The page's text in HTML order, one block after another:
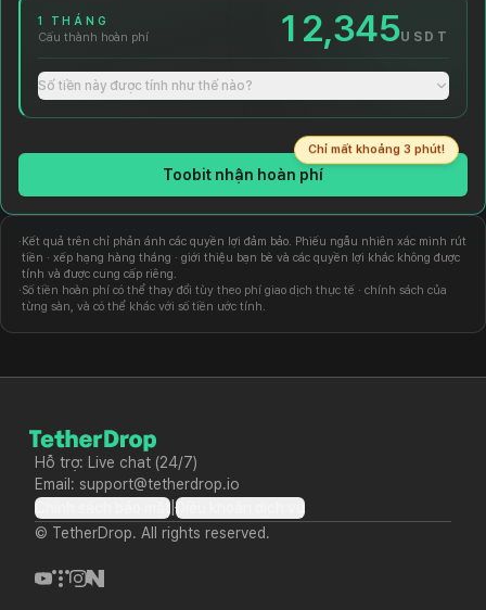
1 THÁNG
Cấu thành hoàn phí 12,345USDT
Số tiền này được tính như thế nào?
Toobit nhận hoàn phí
Chỉ mất khoảng 3 phút!
·Kết quả trên chỉ phản ánh các quyền lợi đảm bảo. Phiếu ngẫu nhiên xác minh rút
tiền · xếp hạng hàng tháng · giới thiệu bạn bè và các quyền lợi khác không được
tính và được cung cấp riêng.
·Số tiền hoàn phí có thể thay đổi tùy theo phí giao dịch thực tế · chính sách của
từng sàn, và có thể khác với số tiền ước tính.
Hỗ trợ: Live chat (24/7)
Email: support@tetherdrop.io
Chính sách bảo mật |Điều khoản dịch vụ
© TetherDrop. All rights reserved.